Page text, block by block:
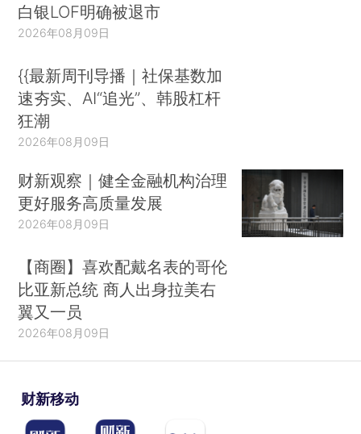
白银LOF明确被退市
2026年08月09日
{{最新周刊导播｜社保基数加
速夯实、AI“追光”、韩股杠杆
狂潮
2026年08月09日
财新观察｜健全金融机构治理
更好服务高质量发展
2026年08月09日
【商圈】喜欢配戴名表的哥伦
比亚新总统 商人出身拉美右
翼又一员
2026年08月09日
财新移动